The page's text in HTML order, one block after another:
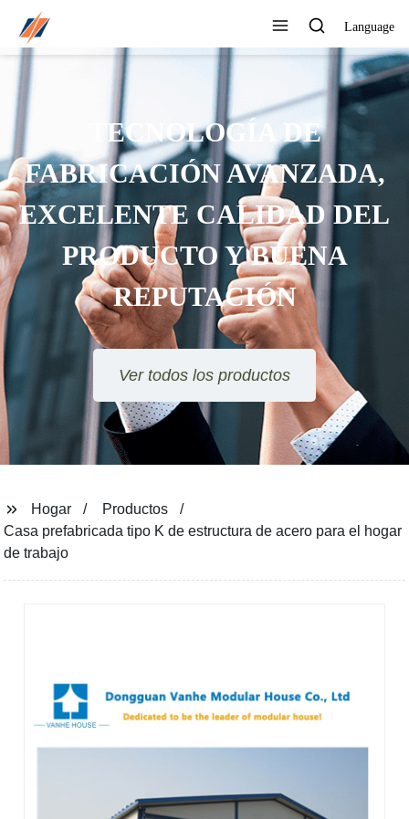
Language
PUEDE PERSONALIZAR
DIFERENTES DISEÑOS Y
ESTILOS
Ver todos los productos
Hogar
Productos
Casa prefabricada tipo K de estructura de acero para el hogar
de trabajo